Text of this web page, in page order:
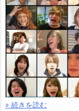
» 続きを読む